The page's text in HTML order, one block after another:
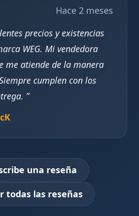
Hace 2 meses
precios y existencias
WEG. Mi vendedora
me atiende de la manera
cumplen con los
una reseña
todas las reseñas